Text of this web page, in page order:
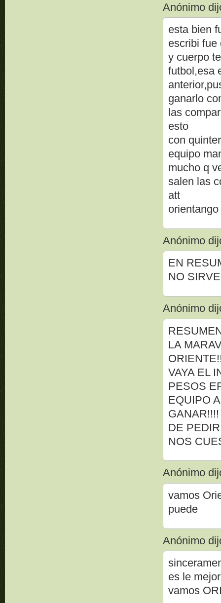
Anónimo
esta bien
escribi fue
y cuerpo
futbol,esa
ganarlo
las
esto
con
equipo
mucho q
salen las
att
orientango
Anónimo
EN
NO
Anónimo
LA
VAYA EL
PESOS
EQUIPO
DE
NOS
Anónimo
vamos
puede
Anónimo
es le
vamos